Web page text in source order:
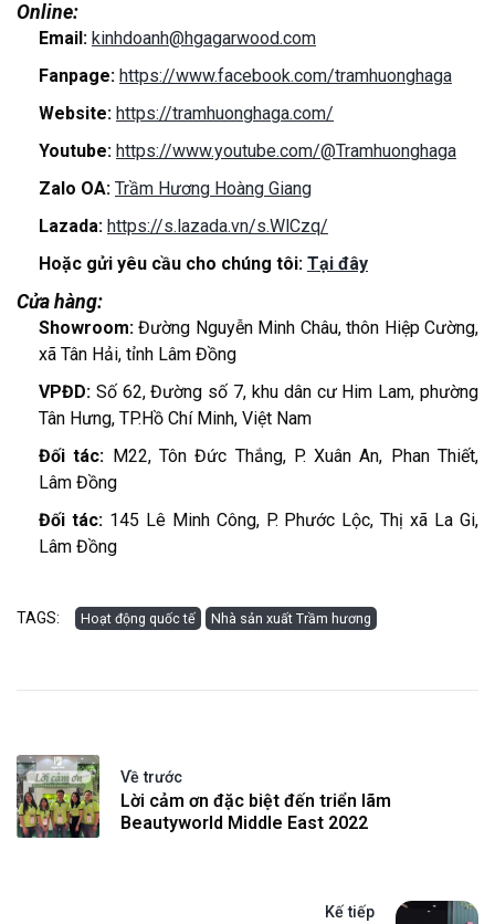
Online:
Email: kinhdoanh@hgagarwood.com
Fanpage: https://www.facebook.com/tramhuonghaga
Website: https://tramhuonghaga.com/
Youtube: https://www.youtube.com/@Tramhuonghaga
Zalo OA: Trầm Hương Hoàng Giang
Lazada: https://s.lazada.vn/s.WlCzq/
Hoặc gửi yêu cầu cho chúng tôi: Tại đây
Cửa hàng:
Showroom:Đường Nguyễn Minh Châu, thôn Hiệp Cường,
xã Tân Hải, tỉnh Lâm Đồng
VPĐD: Số 62, Đường số 7, khu dân cư Him Lam, phường
Tân Hưng, TP.Hồ Chí Minh, Việt Nam
Đối tác: M22, Tôn Đức Thắng, P. Xuân An, Phan Thiết,
Lâm Đồng
Đối tác: 145 Lê Minh Công, P. Phước Lộc, Thị xã La Gi,
Lâm Đồng
TAGS: Hoạt động quốc tế Nhà sản xuất Trầm hương
Về trước
Lời cảm ơn đặc biệt đến triển lãm
Beautyworld Middle East 2022
Kế tiếp